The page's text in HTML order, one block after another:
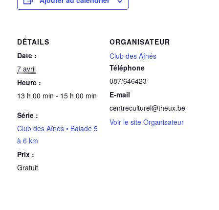
DÉTAILS
Date :
7 avril
Heure :
13 h 00 min - 15 h 00 min
Série :
Club des Aînés • Balade 5
à 6 km
Prix :
Gratuit
ORGANISATEUR
Club des Aînés
Téléphone
087/646423
E-mail
centreculturel@theux.be
Voir le site Organisateur